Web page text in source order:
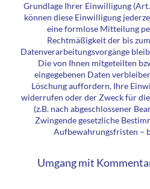
Grundlage Ihrer Einwilligung (Art.
können diese Einwilligung
eine formlose Mitteilung
Rechtmäßigkeit der bis
Datenverarbeitungsvorgänge
Die von Ihnen mitgeteilten
eingegebenen Daten
Löschung auffordern, Ihre
widerrufen oder der Zweck für
(z.B. nach abgeschlossener
Zwingende gesetzliche
Aufbewahrungsfristen –
Umgang mit